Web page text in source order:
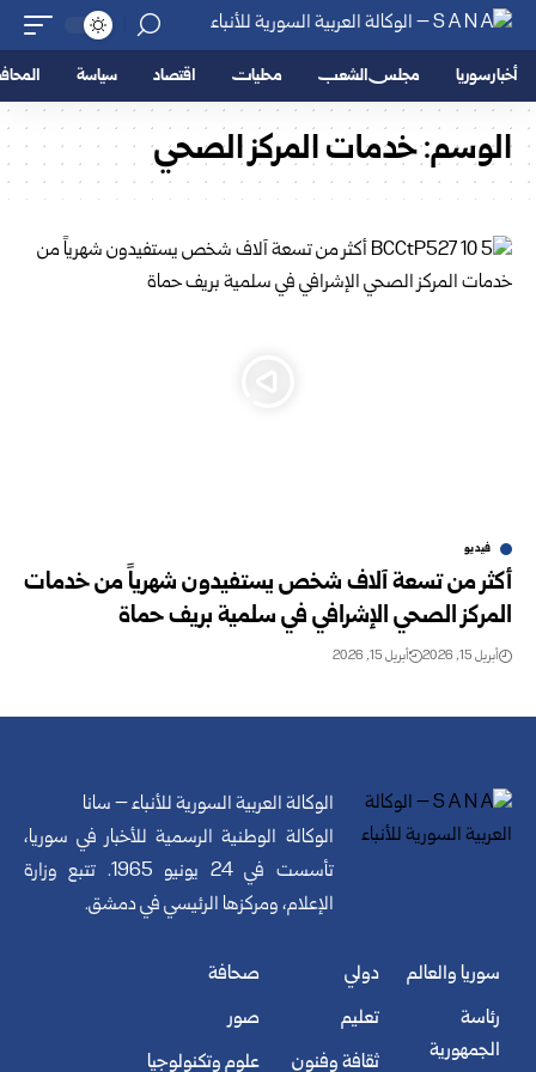
أخبار سوريا مجلس الشعب محليات اقتصاد سياسة
الوسم:خدمات المركز الصحي
فيديو
أكثر من تسعة آلاف شخص يستفيدون شهرياً من خدمات
المركز الصحي الإشرافي في سلمية بريف حماة
أبريل 15, 2026 أبريل 15, 2026
الوكالة العربية السورية للأنباء – سانا
الوكالة الوطنية الرسمية للأخبار في سوريا،
تأسست في 24 يونيو 1965. تتبع وزارة
الإعلام، ومركزها الرئيسي في دمشق.
سوريا والعالم
رئاسة
الجمهورية
دولي
تعليم
ثقافة وفنون
صحافة
صور
علوم وتكنولوجيا